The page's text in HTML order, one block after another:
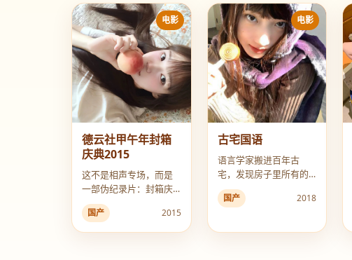
电影
德云社甲午年封箱
庆典2015
这不是相声专场，而是
一部伪纪录片：封箱庆
典后台，一个虚构的德
云社“内斗”故事。
国产 2015
电影
古宅国语
语言学家搬进百年古
宅，发现房子里所有的
文字都在慢慢变成一种
从未见过的死亡语言。
国产 2018